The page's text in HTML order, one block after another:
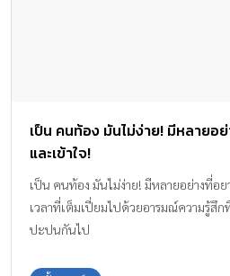
พบได้ 5-10% ของการตั้งครรภ์ กลุ่มเสี่ย
น้ำหนักตัวมาก แม่เป็นโรคเบาหวาน แม่
ตั้งครรภ์ตอนอายุเกิน 35 ปี หรือแม่อายุ
สำคัญของ ครรภ์เป็นพิษ อาการบวมบริเ
ดิ้นน้อยลง สายตาพร่ามัวและปวดศีรษะ
เป็น คนท้อง มันไม่ง่าย! มีหลายอ
และเข้าใจ!
เป็น คนท้อง มันไม่ง่าย! มีหลายอย่างที่อ
เวลาที่เต็มเปี่ยมไปด้วยอารมณ์ความรู้สึ
ปะปนกันไป